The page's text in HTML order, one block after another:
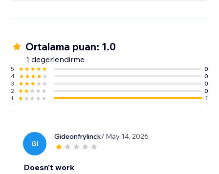
Ortalama puan: 1.0
1 değerlendirme
5
0
4
0
3
0
2
0
1
1
GI
Gideonfrylinck/ May 14, 2026
Doesn't work